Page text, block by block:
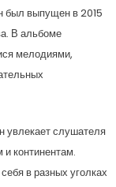
был выпущен в 2015
В альбоме
мелодиями,
увлекает слушателя
континентам.
в разных уголках